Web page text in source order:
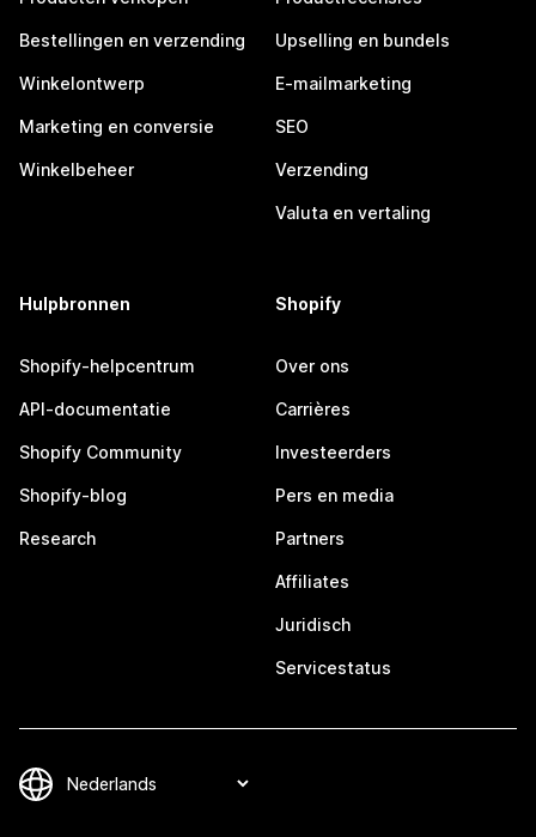
Bestellingen en verzending
Winkelontwerp
Marketing en conversie
Winkelbeheer
Upselling en bundels
E-mailmarketing
SEO
Verzending
Valuta en vertaling
Hulpbronnen
Shopify-helpcentrum
API-documentatie
Shopify Community
Shopify-blog
Research
Shopify
Over ons
Carrières
Investeerders
Pers en media
Partners
Affiliates
Juridisch
Servicestatus